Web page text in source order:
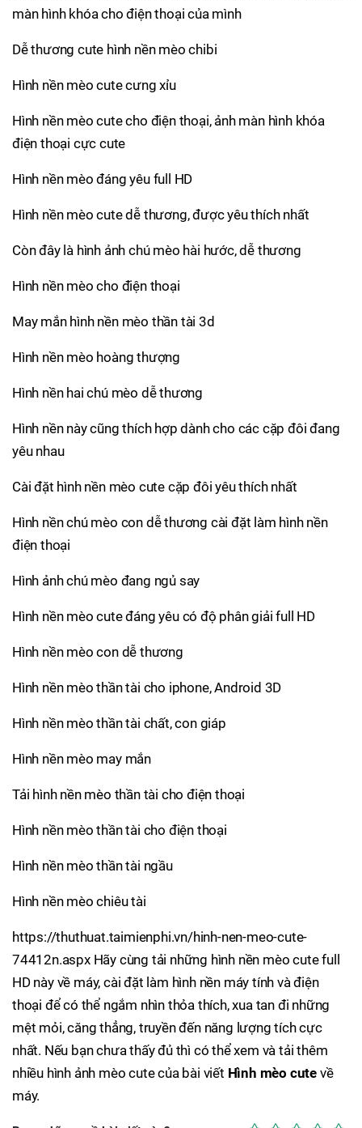
màn hình khóa cho điện thoại của mình
Dễ thương cute hình nền mèo chibi
Hình nền mèo cute cưng xỉu
Hình nền mèo cute cho điện thoại, ảnh màn hình khóa
điện thoại cực cute
Hình nền mèo đáng yêu full HD
Hình nền mèo cute dễ thương, được yêu thích nhất
Còn đây là hình ảnh chú mèo hài hước, dễ thương
Hình nền mèo cho điện thoại
May mắn hình nền mèo thần tài 3d
Hình nền mèo hoàng thượng
Hình nền hai chú mèo dễ thương
Hình nền này cũng thích hợp dành cho các cặp đôi đang
yêu nhau
Cài đặt hình nền mèo cute cặp đôi yêu thích nhất
Hình nền chú mèo con dễ thương cài đặt làm hình nền
điện thoại
Hình ảnh chú mèo đang ngủ say
Hình nền mèo cute đáng yêu có độ phân giải full HD
Hình nền mèo con dễ thương
Hình nền mèo thần tài cho iphone, Android 3D
Hình nền mèo thần tài chất, con giáp
Hình nền mèo may mắn
Tải hình nền mèo thần tài cho điện thoại
Hình nền mèo thần tài cho điện thoại
Hình nền mèo thần tài ngầu
Hình nền mèo chiêu tài
https://thuthuat.taimienphi.vn/hinh-nen-meo-cute-
74412n.aspx Hãy cùng tải những hình nền mèo cute full
HD này về máy, cài đặt làm hình nền máy tính và điện
thoại để có thể ngắm nhìn thỏa thích, xua tan đi những
mệt mỏi, căng thẳng, truyền đến năng lượng tích cực
nhất. Nếu bạn chưa thấy đủ thì có thể xem và tải thêm
nhiều hình ảnh mèo cute của bài viết Hình mèo cute về
máy.